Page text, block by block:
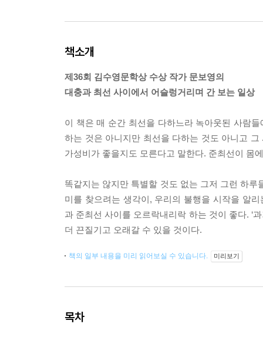
책소개
제36회 김수영문학상 수상 작가 문보영의
대충과 최선 사이에서 어슬렁거리며 간 보는 일상
이 책은 매 순간 최선을 다하느라 녹아웃된 사람
하는 것은 아니지만 최선을 다하는 것도 아니고
가성비가 좋을지도 모른다고 말한다. 준최선이 몸
똑같지는 않지만 특별할 것도 없는 그저 그런 하
미를 찾으려는 생각이, 우리의 불행을 시작을 알
과 준최선 사이를 오르락내리락 하는 것이 좋다. ‘과
더 끈질기고 오래갈 수 있을 것이다.
책의 일부 내용을 미리 읽어보실 수 있습니다. 미리보기
목차